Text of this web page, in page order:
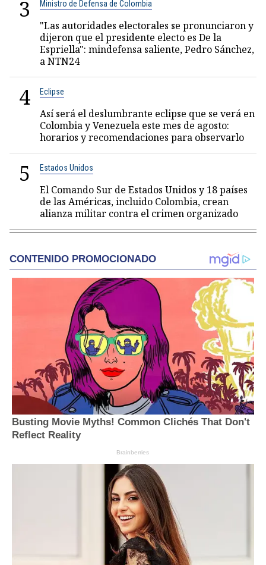
3 Ministro de Defensa de Colombia
"Las autoridades electorales se pronunciaron y
dijeron que el presidente electo es De la
Espriella": mindefensa saliente, Pedro Sánchez,
a NTN24
4 Eclipse
Así será el deslumbrante eclipse que se verá en
Colombia y Venezuela este mes de agosto:
horarios y recomendaciones para observarlo
5 Estados Unidos
El Comando Sur de Estados Unidos y 18 países
de las Américas, incluido Colombia, crean
alianza militar contra el crimen organizado